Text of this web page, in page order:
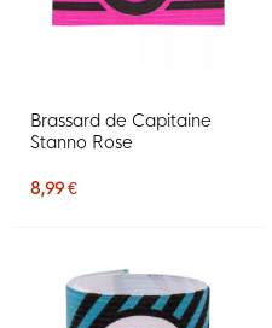
Brassard de Capitaine
Stanno Rose
8,99 €